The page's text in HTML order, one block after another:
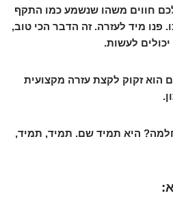
חווים משהו שנשמע כמו התקף
פנו מיד לעזרה. זה הדבר הכי טוב,
לעשות.
הוא זקוק לקצת עזרה מקצועית
היא תמיד שם. תמיד, תמיד,